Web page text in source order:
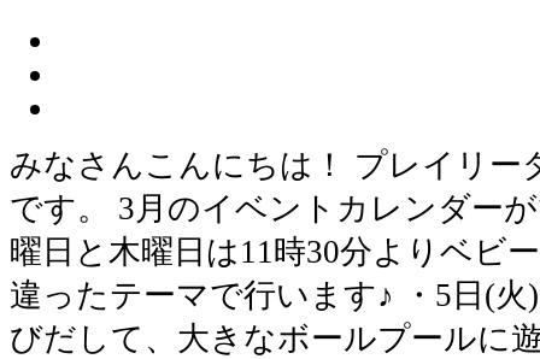
みなさんこんにちは！ プレイリー
です。 3月のイベントカレンダー
曜日と木曜日は11時30分よりベビ
違ったテーマで行います♪ ・5日(
びだして、大きなボールプールに